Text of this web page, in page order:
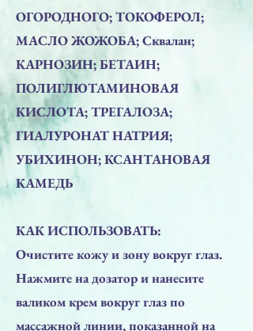
ОГОРОДНОГО; ТОКОФЕРОЛ;
МАСЛО ЖОЖОБА; Сквалан;
КАРНОЗИН; БЕТАИН;
ПОЛИГЛЮТАМИНОВАЯ
КИСЛОТА; ТРЕГАЛОЗА;
ГИАЛУРОНАТ НАТРИЯ;
УБИХИНОН; КСАНТАНОВАЯ
КАМЕДЬ
КАК ИСПОЛЬЗОВАТЬ:
Очистите кожу и зону вокруг глаз.
Нажмите на дозатор и нанесите
валиком крем вокруг глаз по
массажной линии, показанной на